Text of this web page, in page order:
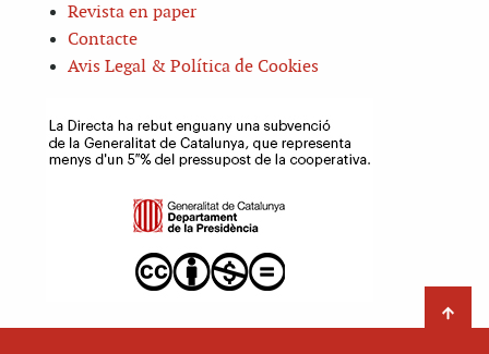
Revista en paper
Contacte
Avis Legal & Política de Cookies